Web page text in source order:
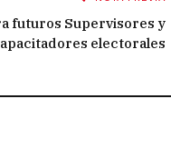
futuros Supervisores y
electorales